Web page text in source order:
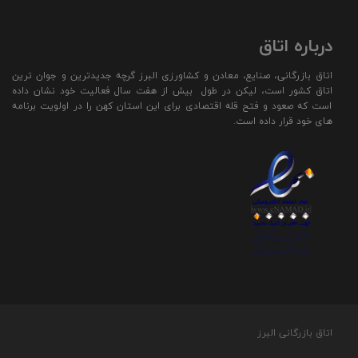
درباره اتاق
اتاق بازرگانی، صنایع، معادن و کشاورزی البرز گرچه جدیدترین و جوان ترین
اتاق کشور است، لیکن در طول بیش از هفت سال فعالیت خود نشان داده
است که صعود و فتح قله اقتصادی برای این استان کهن را در اولویت برنامه
های خود قرار داده است.
اتاق بازرگانی البرز